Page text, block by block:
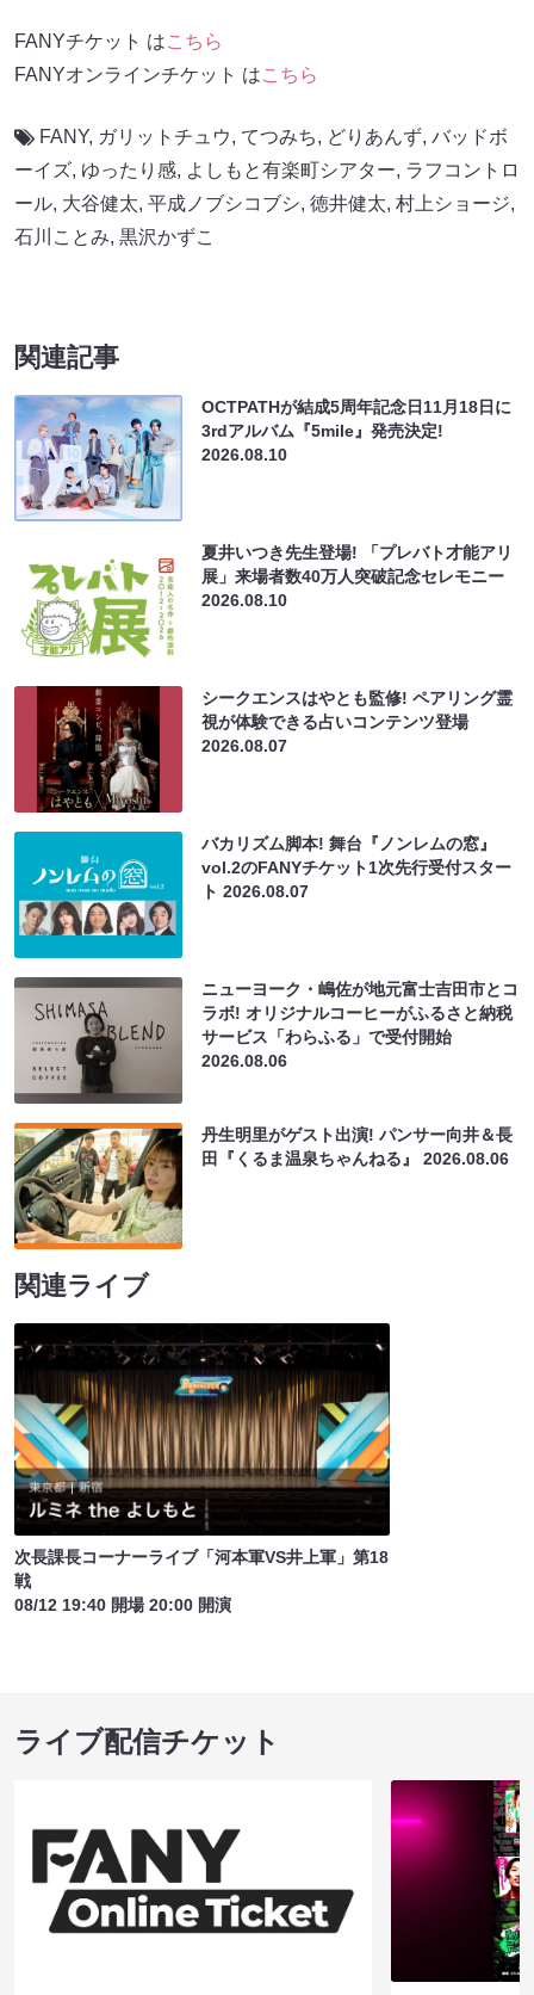
FANYチケット はこちら
FANYオンラインチケット はこちら
FANY, ガリットチュウ, てつみち, どりあんず, バッドボ
ーイズ, ゆったり感, よしもと有楽町シアター, ラフコントロ
ール, 大谷健太, 平成ノブシコブシ, 徳井健太, 村上ショージ,
石川ことみ, 黒沢かずこ
関連記事
OCTPATHが結成5周年記念日11月18日に
3rdアルバム『5mile』発売決定!
2026.08.10
夏井いつき先生登場! 「プレバト才能アリ
展」来場者数40万人突破記念セレモニー
2026.08.10
シークエンスはやとも監修! ペアリング霊
視が体験できる占いコンテンツ登場
2026.08.07
バカリズム脚本! 舞台『ノンレムの窓』
vol.2のFANYチケット1次先行受付スター
ト2026.08.07
ニューヨーク・嶋佐が地元富士吉田市とコ
ラボ! オリジナルコーヒーがふるさと納税
サービス「わらふる」で受付開始
2026.08.06
丹生明里がゲスト出演! パンサー向井＆長
田『くるま温泉ちゃんねる』2026.08.06
関連ライブ
次長課長コーナーライブ「河本軍VS井上軍」第18
戦
08/12 19:40 開場 20:00 開演
ライブ配信チケット